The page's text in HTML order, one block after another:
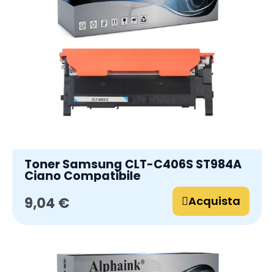
Toner Samsung CLT-C406S ST984A
Ciano Compatibile
9,04 € Acquista